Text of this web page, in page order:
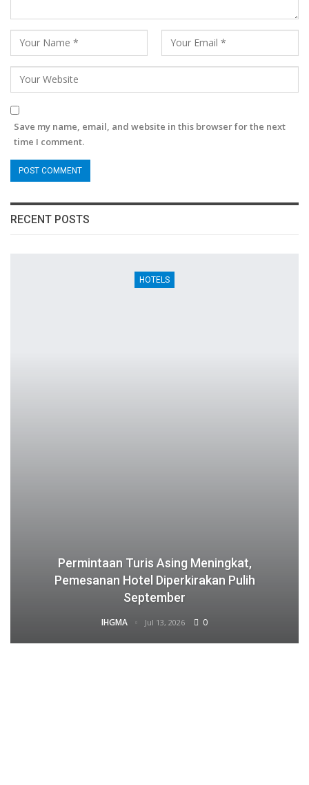
Save my name, email, and website in this browser for the next
time I comment.
RECENT POSTS
HOTELS
Permintaan Turis Asing Meningkat,
Pemesanan Hotel Diperkirakan Pulih
September
IHGMA Jul 13, 2026 0